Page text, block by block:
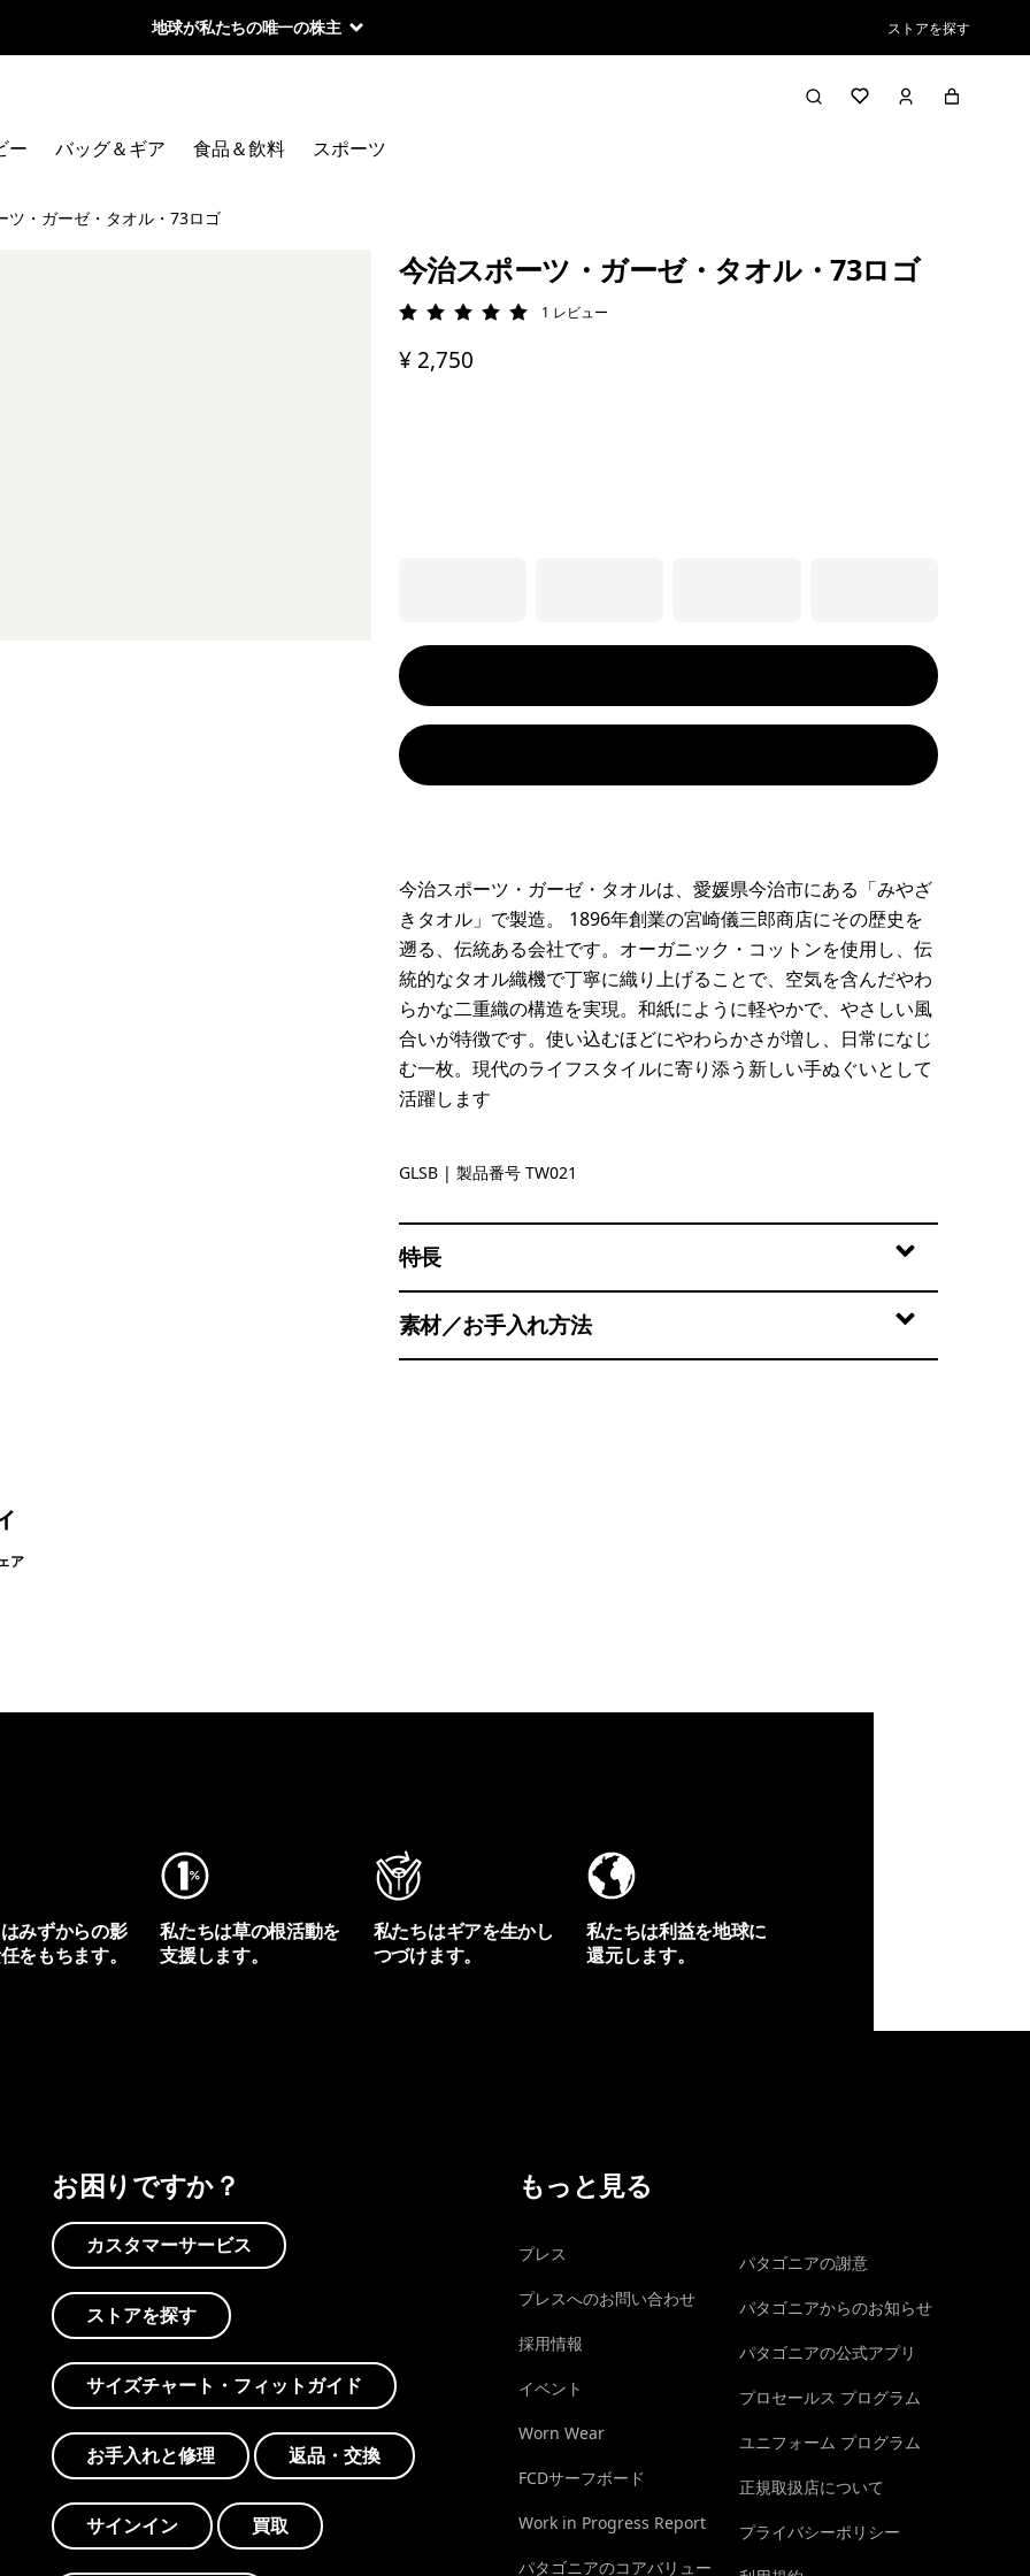
地球が私たちの唯一の株主 ストアを探す
ー バッグ＆ギア 食品＆飲料 スポーツ
ツ・ガーゼ・タオル・73ロゴ
今治スポーツ・ガーゼ・タオル・73ロゴ
評価: 5 / 5 1 レビュー
¥ 2,750
今治スポーツ・ガーゼ・タオルは、愛媛県今治市にある「みやざ
きタオル」で製造。 1896年創業の宮崎儀三郎商店にその歴史を
遡る、伝統ある会社です。オーガニック・コットンを使用し、伝
統的なタオル織機で丁寧に織り上げることで、空気を含んだやわ
らかな二重織の構造を実現。和紙にように軽やかで、やさしい風
合いが特徴です。使い込むほどにやわらかさが増し、日常になじ
む一枚。現代のライフスタイルに寄り添う新しい手ぬぐいとして
活躍します
Glass Blue
GLSB | 製品番号 TW021
特長
素材／お手入れ方法
ア
みずからの影
をもちます。
私たちは草の根活動を
支援します。
私たちはギアを生かし
つづけます。
私たちは利益を地球に
還元します。
お困りですか？
カスタマーサービス
ストアを探す
サイズチャート・フィットガイド
お手入れと修理 返品・交換
サインイン 買取
もっと見る
プレス
プレスへのお問い合わせ
採用情報
イベント
Worn Wear
FCDサーフボード
Work in Progress Report
パタゴニアのコアバリュー
パタゴニアの謝意
パタゴニアからのお知らせ
パタゴニアの公式アプリ
プロセールス プログラム
ユニフォーム プログラム
正規取扱店について
プライバシーポリシー